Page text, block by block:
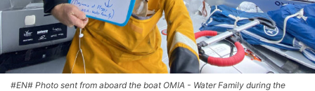
#EN# Photo sent from aboard the boat OMIA - Water Family during the